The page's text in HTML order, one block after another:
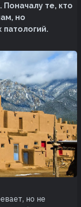
Поначалу те, кто
но
патологий.
но не